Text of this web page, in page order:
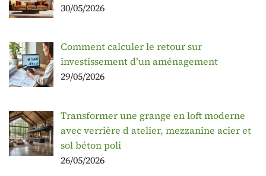
30/05/2026
Comment calculer le retour sur
investissement d’un aménagement
29/05/2026
Transformer une grange en loft moderne
avec verrière d atelier, mezzanine acier et
sol béton poli
26/05/2026